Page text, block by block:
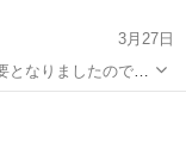
3月27日
となりましたのでお
10リットル）×3 極